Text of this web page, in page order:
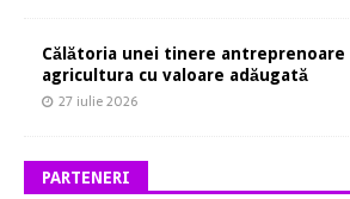
Călătoria unei tinere antreprenoare
agricultura cu valoare adăugată
27 iulie 2026
PARTENERI